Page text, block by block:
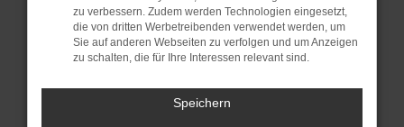
Möglichkeit, ist inzwischen günstiges KFZ Leasing
auch für Privatkunden interessant. Mit dieser Art der
Privatperson das Fahren eines Neuwagens möglich.
zu verbessern. Zudem werden Technologien eingesetzt,
die von dritten Werbetreibenden verwendet werden, um
Sie auf anderen Webseiten zu verfolgen und um Anzeigen
zu schalten, die für Ihre Interessen relevant sind.
Speichern